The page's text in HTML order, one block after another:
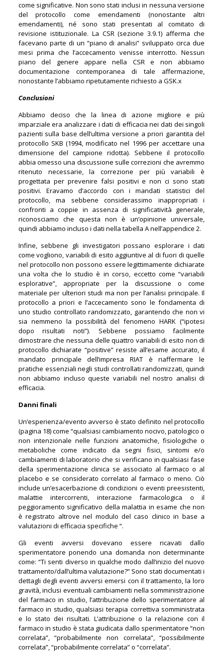
come significative. Non sono stati inclusi in nessuna versione
del protocollo come emendamenti (nonostante altri
emendamenti), né sono stati presentati al comitato di
revisione istituzionale. La CSR (sezione 3.9.1) afferma che
facevano parte di un “piano di analisi” sviluppato circa due
mesi prima che l’accecamento venisse interrotto. Nessun
piano del genere appare nella CSR e non abbiamo
documentazione contemporanea di tale affermazione,
nonostante l’abbiamo ripetutamente richiesto a GSK.x
Conclusioni
Abbiamo deciso che la linea di azione migliore e più
imparziale era analizzare i dati di efficacia nei dati dei singoli
pazienti sulla base dell’ultima versione a priori garantita del
protocollo SKB (1994, modificato nel 1996 per accettare una
dimensione del campione ridotta). Sebbene il protocollo
abbia omesso una discussione sulle correzioni che avremmo
ritenuto necessarie, la correzione per più variabili è
progettata per prevenire falsi positivi e non ci sono stati
positivi. Eravamo d’accordo con i mandati statistici del
protocollo, ma sebbene considerassimo inappropriati i
confronti a coppie in assenza di significatività generale,
riconosciamo che questa non è un’opinione universale,
quindi abbiamo incluso i dati nella tabella A nell’appendice 2.
Infine, sebbene gli investigatori possano esplorare i dati
come vogliono, variabili di esito aggiuntive al di fuori di quelle
nel protocollo non possono essere legittimamente dichiarate
una volta che lo studio è in corso, eccetto come “variabili
esplorative”, appropriate per la discussione o come
materiale per ulteriori studi ma non per l’analisi principale. Il
protocollo a priori e l’accecamento sono le fondamenta di
uno studio controllato randomizzato, garantendo che non vi
sia nemmeno la possibilità del fenomeno HARK (“ipotesi
dopo risultati noti”). Sebbene possiamo facilmente
dimostrare che nessuna delle quattro variabili di esito non di
protocollo dichiarate “positive” resiste all’esame accurato, il
mandato principale dell’impresa RIAT è riaffermare le
pratiche essenziali negli studi controllati randomizzati, quindi
non abbiamo incluso queste variabili nel nostro analisi di
efficacia.
Danni finali
Un’esperienza/evento avverso è stato definito nel protocollo
(pagina 18) come “qualsiasi cambiamento nocivo, patologico o
non intenzionale nelle funzioni anatomiche, fisiologiche o
metaboliche come indicato da segni fisici, sintomi e/o
cambiamenti di laboratorio che si verificano in qualsiasi fase
della sperimentazione clinica se associato al farmaco o al
placebo e se considerato correlato al farmaco o meno. Ciò
include un’esacerbazione di condizioni o eventi preesistenti,
malattie intercorrenti, interazione farmacologica o il
peggioramento significativo della malattia in esame che non
è registrato altrove nel modulo del caso clinico in base a
valutazioni di efficacia specifiche “.
Gli eventi avversi dovevano essere ricavati dallo
sperimentatore ponendo una domanda non determinante
come: “Ti senti diverso in qualche modo dall’inizio del nuovo
trattamento/dall’ultima valutazione?” Sono stati documentati i
dettagli degli eventi avversi emersi con il trattamento, la loro
gravità, inclusi eventuali cambiamenti nella somministrazione
del farmaco in studio, l’attribuzione dello sperimentatore al
farmaco in studio, qualsiasi terapia correttiva somministrata
e lo stato dei risultati. L’attribuzione o la relazione con il
farmaco in studio è stata giudicata dallo sperimentatore “non
correlata”, “probabilmente non correlata”, “possibilmente
correlata”, “probabilmente correlata” o “correlata”.